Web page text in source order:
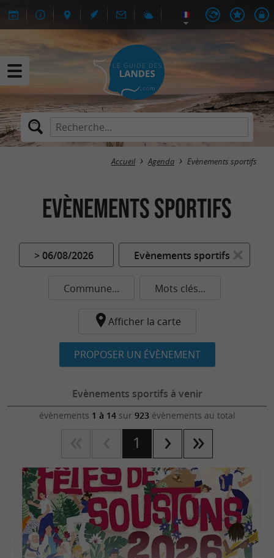
Accueil Agenda Evènements sportifs
Evènements sportifs
> 06/08/2026 Evènements sportifs
Commune... Mots clés...
Afficher la carte
PROPOSER UN ÉVÈNEMENT
Evènements sportifs à venir
évènements 1 à 14sur 923évènements au total
1